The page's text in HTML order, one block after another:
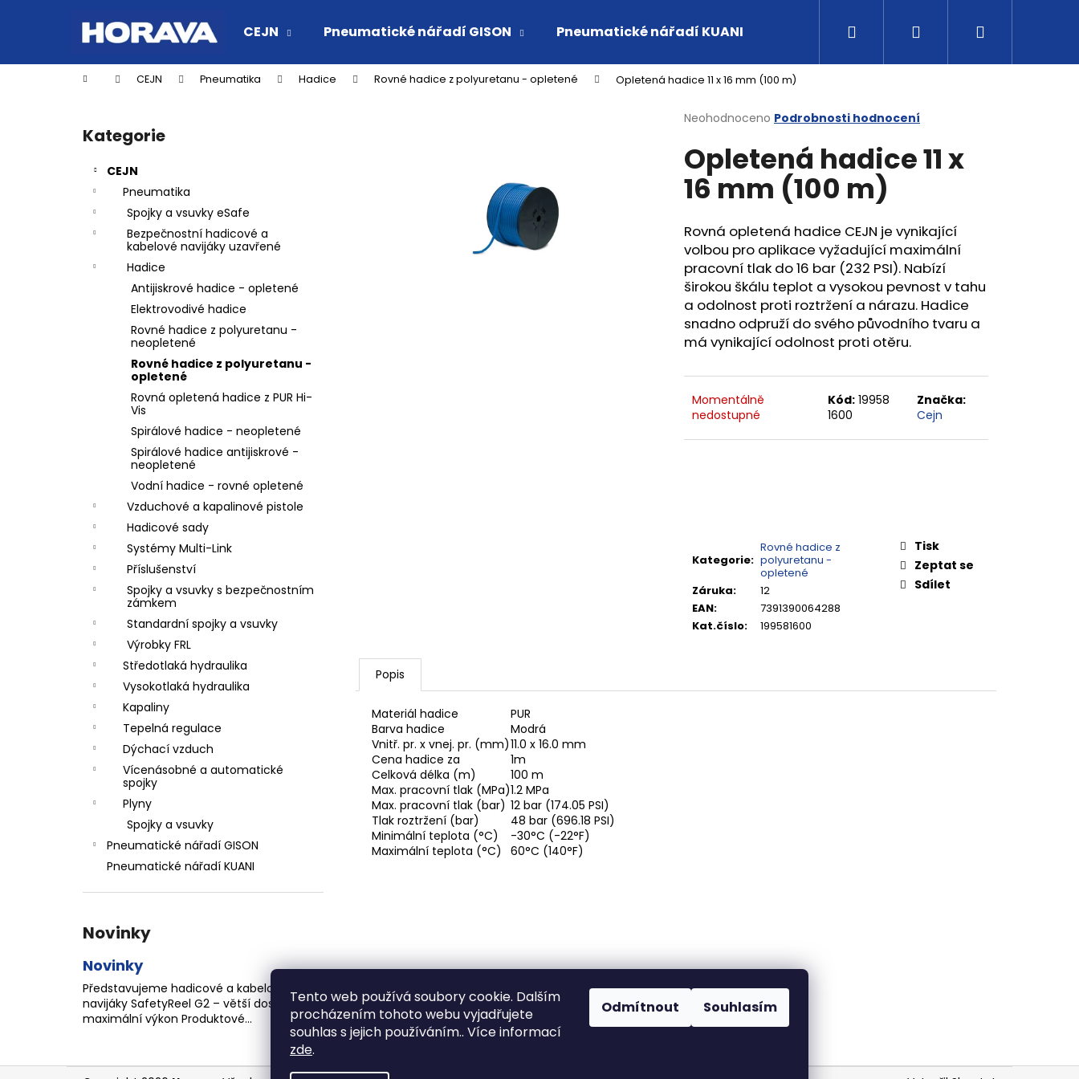
Tento web používá soubory cookie. Dalším
procházením tohoto webu vyjadřujete
souhlas s jejich používáním.. Více informací
zde.
Odmítnout Souhlasím
CEJN Pneumatické nářadí GISON Pneumatické nářadí KUANI Tipy a rady Kontakty Obchodní
Přihlášení
Domů CEJN Pneumatika Hadice Rovné hadice z polyuretanu - opletené Opletená hadice 11 x 16 mm (100 m)
Přeskočit
kategorie
Kategorie
CEJN
Pneumatika
Spojky a vsuvky eSafe
Bezpečnostní hadicové a
kabelové navijáky uzavřené
Hadice
Antijiskrové hadice - opletené
Elektrovodivé hadice
Rovné hadice z polyuretanu -
neopletené
Rovné hadice z polyuretanu -
opletené
Rovná opletená hadice z PUR Hi-
Vis
Spirálové hadice - neopletené
Spirálové hadice antijiskrové -
neopletené
Vodní hadice - rovné opletené
Vzduchové a kapalinové pistole
Hadicové sady
Systémy Multi-Link
Příslušenství
Spojky a vsuvky s bezpečnostním
zámkem
Standardní spojky a vsuvky
Výrobky FRL
Středotlaká hydraulika
Vysokotlaká hydraulika
Kapaliny
Tepelná regulace
Dýchací vzduch
Vícenásobné a automatické
spojky
Plyny
Spojky a vsuvky
Pneumatické nářadí GISON
Pneumatické nářadí KUANI
Novinky
Novinky
Představujeme hadicové a kabelové
navijáky SafetyReel G2 – větší dosah a
maximální výkon Produktové...
Průměrné
produktu
je
0,0
hvězdiček.
Neohodnoceno Podrobnosti hodnocení
Opletená hadice 11 x
16 mm (100 m)
Rovná opletená hadice CEJN je vynikající
volbou pro aplikace vyžadující maximální
pracovní tlak do 16 bar (232 PSI). Nabízí
širokou škálu teplot a vysokou pevnost v tahu
a odolnost proti roztržení a nárazu. Hadice
snadno odpruží do svého původního tvaru a
má vynikající odolnost proti otěru.
Momentálně
nedostupné
Kód: 19958
1600
Značka:
Cejn
Kategorie:
Rovné hadice z
polyuretanu -
opletené
Záruka:
12
EAN:
7391390064288
Kat.číslo: 199581600
Tisk
Zeptat se
Sdílet
Popis
Materiál hadice
PUR
Barva hadice
Modrá
Vnitř. pr. x vnej. pr. (mm)11.0 x 16.0 mm
Cena hadice za
1m
Celková délka (m)
100 m
Max. pracovní tlak (MPa)1.2 MPa
Max. pracovní tlak (bar) 12 bar (174.05 PSI)
Tlak roztržení (bar)
48 bar (696.18 PSI)
Minimální teplota (°C)
-30°C (-22°F)
Maximální teplota (°C)
60°C (140°F)
í
Zpět
do
Zpět
do
Co potřebujete najít?
Doporučujeme
RYCHLOSPOJKA ESAFE R 1/2" VNĚJŠÍ
684,86 Kč
RYCHLOSPOJKA G3/4" VNITŘNÍ FVMQ